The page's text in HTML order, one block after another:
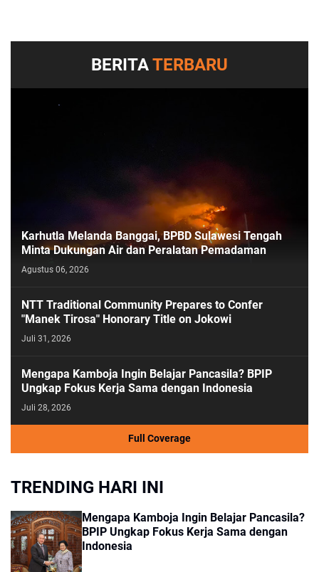
BERITATERBARU
Karhutla Melanda Banggai, BPBD Sulawesi Tengah
Minta Dukungan Air dan Peralatan Pemadaman
Agustus 06, 2026
NTT Traditional Community Prepares to Confer
"Manek Tirosa" Honorary Title on Jokowi
Juli 31, 2026
Mengapa Kamboja Ingin Belajar Pancasila? BPIP
Ungkap Fokus Kerja Sama dengan Indonesia
Juli 28, 2026
Full Coverage
TRENDING HARI INI
Mengapa Kamboja Ingin Belajar Pancasila?
BPIP Ungkap Fokus Kerja Sama dengan
Indonesia